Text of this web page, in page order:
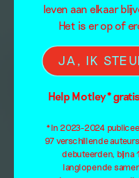
leven aan elkaar
Het is er op of
JA, IK
Help Motley*
*In 2023-2024
97 verschillende
debuteerden, bijna
langlopende